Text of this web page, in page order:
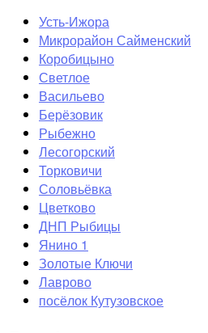
Усть-Ижора
Микрорайон Сайменский
Коробицыно
Светлое
Васильево
Берёзовик
Рыбежно
Лесогорский
Торковичи
Соловьёвка
Цветково
ДНП Рыбицы
Янино 1
Золотые Ключи
Лаврово
посёлок Кутузовское